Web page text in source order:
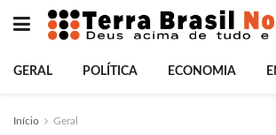
GERAL POLÍTICA ECONOMIA
Início Geral